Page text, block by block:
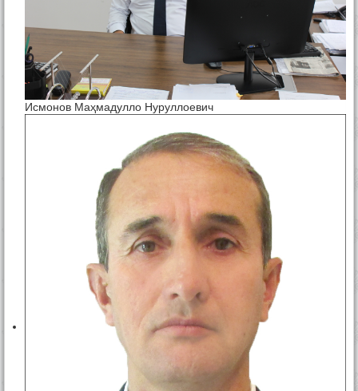
Исмонов Маҳмадулло Нуруллоевич